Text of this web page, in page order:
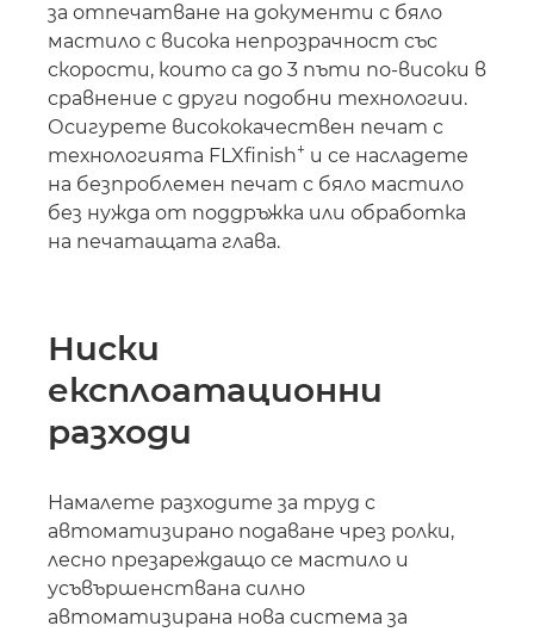
за отпечатване на документи с бяло
мастило с висока непрозрачност със
скорости, които са до 3 пъти по-високи в
сравнение с други подобни технологии.
Осигурете висококачествен печат с
технологията FLXﬁnish+ и се насладете
на безпроблемен печат с бяло мастило
без нужда от поддръжка или обработка
на печатащата глава.
Ниски
експлоатационни
разходи
Намалете разходите за труд с
автоматизирано подаване чрез ролки,
лесно презареждащо се мастило и
усъвършенствана силно
автоматизирана нова система за